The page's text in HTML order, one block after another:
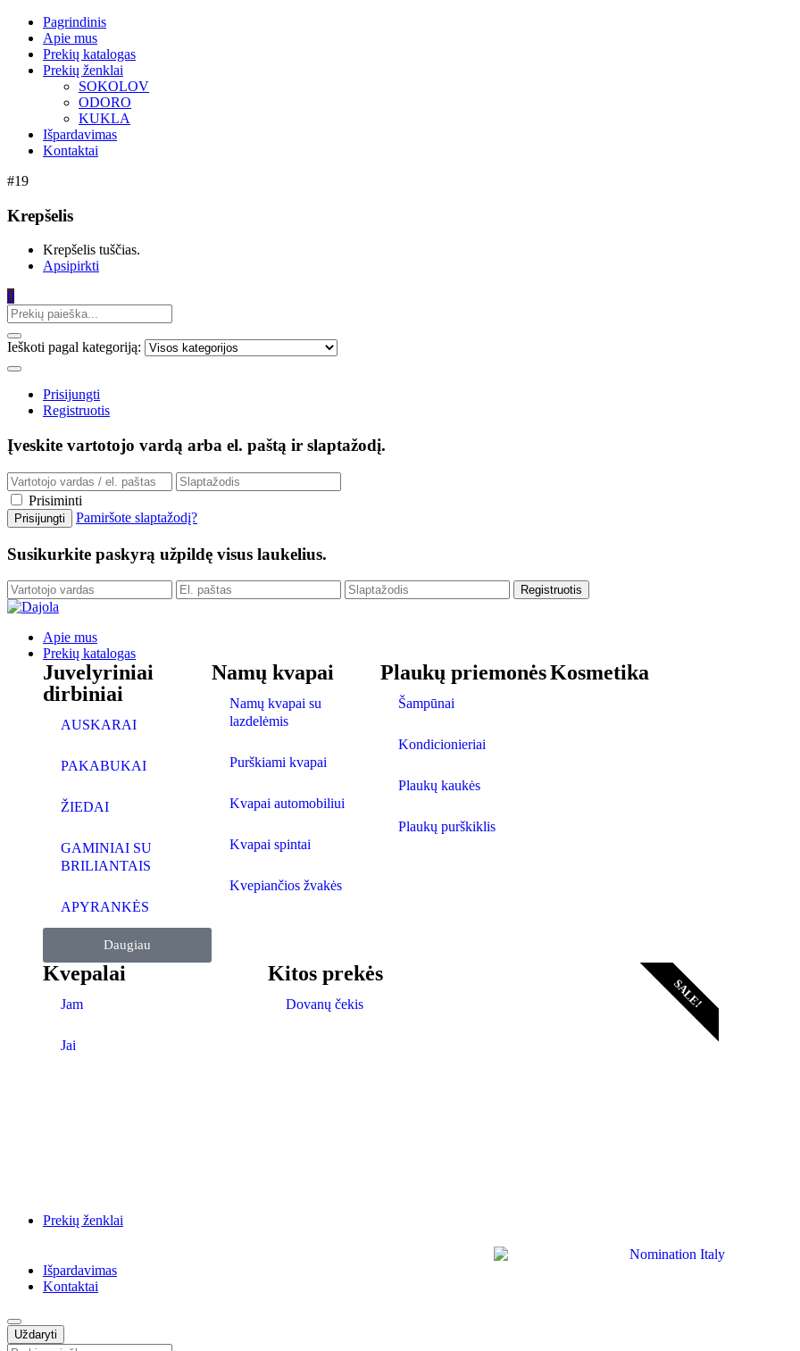
Pagrindinis
Apie mus
Prekių katalogas
Prekių ženklai
SOKOLOV
ODORO
KUKLA
Išpardavimas
Kontaktai
#19
Krepšelis
Krepšelis tuščias.
Apsipirkti
0
Ieškoti pagal kategoriją:
Prisijungti
Registruotis
Įveskite vartotojo vardą arba el. paštą ir slaptažodį.
Prisiminti
Pamiršote slaptažodį?
Susikurkite paskyrą užpildę visus laukelius.
Apie mus
Prekių katalogas
Juvelyriniai
dirbiniai
AUSKARAI
PAKABUKAI
ŽIEDAI
GAMINIAI SU
BRILIANTAIS
APYRANKĖS
Daugiau
Namų kvapai
Namų kvapai su
lazdelėmis
Purškiami kvapai
Kvapai automobiliui
Kvapai spintai
Kvepiančios žvakės
Plaukų priemonės
Šampūnai
Kondicionieriai
Plaukų kaukės
Plaukų purškiklis
Kosmetika
Kvepalai
Jam
Jai
Kitos prekės
Dovanų čekis SALE!
Prekių ženklai
Išpardavimas
Kontaktai
Uždaryti